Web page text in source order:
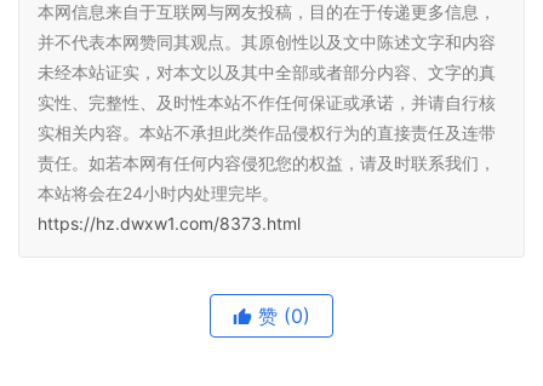
本网信息来自于互联网与网友投稿，目的在于传递更多信息，
并不代表本网赞同其观点。其原创性以及文中陈述文字和内容
未经本站证实，对本文以及其中全部或者部分内容、文字的真
实性、完整性、及时性本站不作任何保证或承诺，并请自行核
实相关内容。本站不承担此类作品侵权行为的直接责任及连带
责任。如若本网有任何内容侵犯您的权益，请及时联系我们，
本站将会在24小时内处理完毕。
https://hz.dwxw1.com/8373.html
赞 (0)